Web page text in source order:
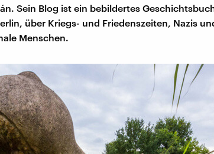
Sein Blog ist ein bebildertes
über Kriegs- und Friedenszeiten, Nazis
Menschen.